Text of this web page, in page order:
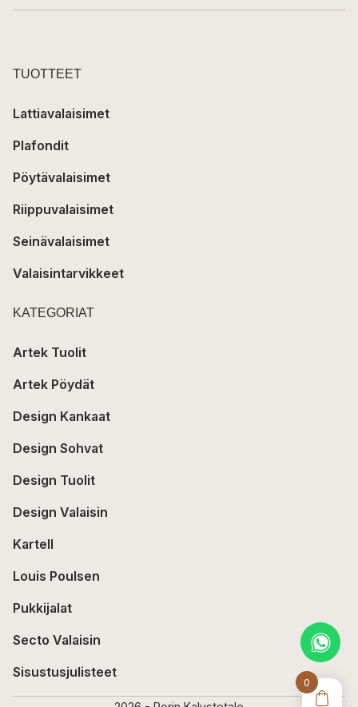
0
TUOTTEET
Lattiavalaisimet
Plafondit
Pöytävalaisimet
Riippuvalaisimet
Seinävalaisimet
Valaisintarvikkeet
KATEGORIAT
Artek Tuolit
Artek Pöydät
Design Kankaat
Design Sohvat
Design Tuolit
Design Valaisin
Kartell
Louis Poulsen
Pukkijalat
Secto Valaisin
Sisustusjulisteet